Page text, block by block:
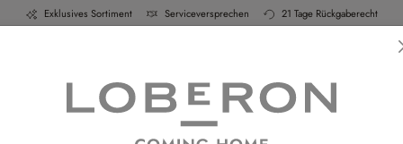
Exklusives Sortiment Serviceversprechen 21 Tage Rückgaberecht
Schlafen Bad